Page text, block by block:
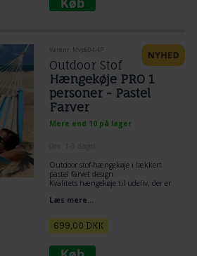
Varenr. Mvp604.4P
Outdoor Stof
Hængekøje PRO 1
personer - Pastel
Farver
Mere end 10 på lager
Outdoor stof-hængekøje i lækkert
pastel farvet design.
Kvalitets hængekøje til udeliv, der er
brug, og samtidig stadig er blødt - nyd
Læs mere...
699,00 DKK